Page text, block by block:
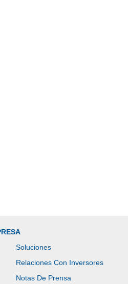
Soluciones
Relaciones Con Inversores
Notas De Prensa